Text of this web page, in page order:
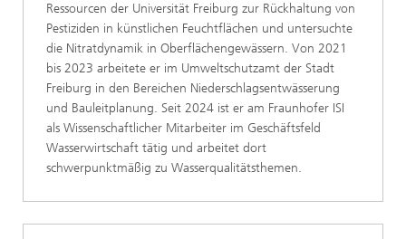
Ressourcen der Universität Freiburg zur Rückhaltung von
Pestiziden in künstlichen Feuchtflächen und untersuchte
die Nitratdynamik in Oberflächengewässern. Von 2021
bis 2023 arbeitete er im Umweltschutzamt der Stadt
Freiburg in den Bereichen Niederschlagsentwässerung
und Bauleitplanung. Seit 2024 ist er am Fraunhofer ISI
als Wissenschaftlicher Mitarbeiter im Geschäftsfeld
Wasserwirtschaft tätig und arbeitet dort
schwerpunktmäßig zu Wasserqualitätsthemen.